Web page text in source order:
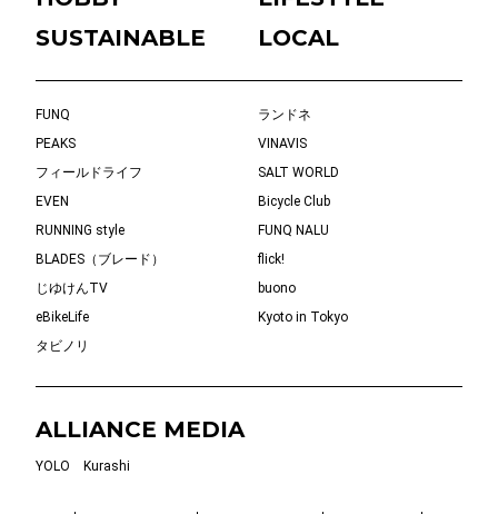
SUSTAINABLE
LOCAL
FUNQ
ランドネ
PEAKS
VINAVIS
フィールドライフ
SALT WORLD
EVEN
Bicycle Club
RUNNING style
FUNQ NALU
BLADES（ブレード）
flick!
じゆけんTV
buono
eBikeLife
Kyoto in Tokyo
タビノリ
ALLIANCE MEDIA
YOLO Kurashi